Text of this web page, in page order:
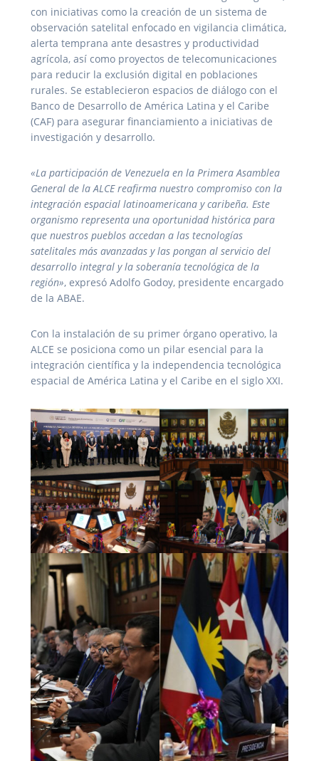
con iniciativas como la creación de un sistema de
observación satelital enfocado en vigilancia climática,
alerta temprana ante desastres y productividad
agrícola, así como proyectos de telecomunicaciones
para reducir la exclusión digital en poblaciones
rurales. Se establecieron espacios de diálogo con el
Banco de Desarrollo de América Latina y el Caribe
(CAF) para asegurar financiamiento a iniciativas de
investigación y desarrollo.
«La participación de Venezuela en la Primera Asamblea
General de la ALCE reafirma nuestro compromiso con la
integración espacial latinoamericana y caribeña. Este
organismo representa una oportunidad histórica para
que nuestros pueblos accedan a las tecnologías
satelitales más avanzadas y las pongan al servicio del
desarrollo integral y la soberanía tecnológica de la
región», expresó Adolfo Godoy, presidente encargado
de la ABAE.
Con la instalación de su primer órgano operativo, la
ALCE se posiciona como un pilar esencial para la
integración científica y la independencia tecnológica
espacial de América Latina y el Caribe en el siglo XXI.